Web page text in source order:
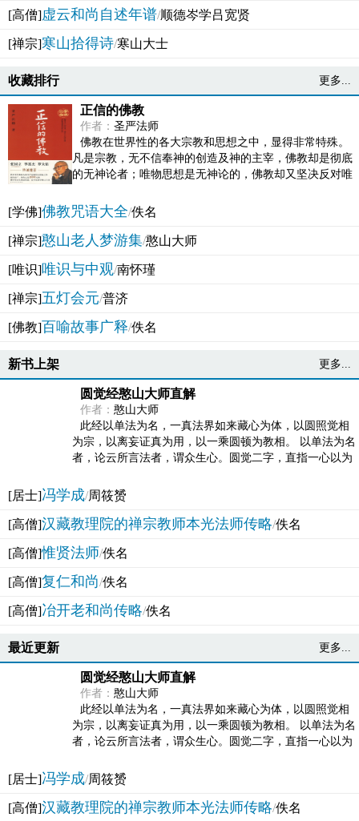
[高僧]虚云和尚自述年谱/顺德岑学吕宽贤
[禅宗]寒山拾得诗/寒山大士
收藏排行 更多...
正信的佛教
作者： 圣严法师
佛教在世界性的各大宗教和思想之中，显得非常特殊。
凡是宗教，无不信奉神的创造及神的主宰，佛教却是彻底
的无神论者；唯物思想是无神论的，佛教却又坚决反对唯
[学佛]佛教咒语大全/佚名
[禅宗]憨山老人梦游集/憨山大师
[唯识]唯识与中观/南怀瑾
[禅宗]五灯会元/普济
[佛教]百喻故事广释/佚名
新书上架 更多...
圆觉经憨山大师直解
作者： 憨山大师
此经以单法为名，一真法界如来藏心为体，以圆照觉相
为宗，以离妄证真为用，以一乘圆顿为教相。 以单法为名
者，论云所言法者，谓众生心。圆觉二字，直指一心以为
[居士]冯学成/周筱赟
[高僧]汉藏教理院的禅宗教师本光法师传略/佚名
[高僧]惟贤法师/佚名
[高僧]复仁和尚/佚名
[高僧]冶开老和尚传略/佚名
最近更新 更多...
圆觉经憨山大师直解
作者： 憨山大师
此经以单法为名，一真法界如来藏心为体，以圆照觉相
为宗，以离妄证真为用，以一乘圆顿为教相。 以单法为名
者，论云所言法者，谓众生心。圆觉二字，直指一心以为
[居士]冯学成/周筱赟
[高僧]汉藏教理院的禅宗教师本光法师传略/佚名